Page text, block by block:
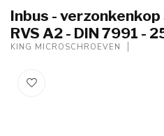
Inbus -
RVS A2 - DIN 7991 -
KING MICROSCHROEVEN